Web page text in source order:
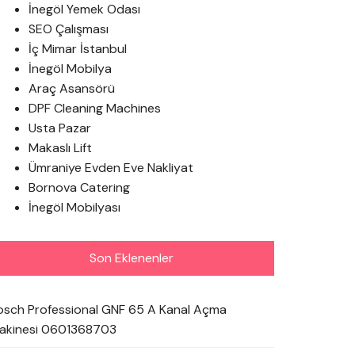
İnegöl Yemek Odası
SEO Çalışması
İç Mimar İstanbul
İnegöl Mobilya
Araç Asansörü
DPF Cleaning Machines
Usta Pazar
Makaslı Lift
Ümraniye Evden Eve Nakliyat
Bornova Catering
İnegöl Mobilyası
Son Eklenenler
Professional GNF 65 A Kanal Açma
0601368703